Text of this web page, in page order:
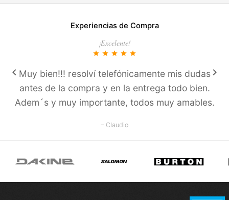
Experiencias de Compra
¡Excelente!
star star star star star
Muy bien!!! resolví­ telefónicamente mis dudas
antes de la compra y en la entrega todo bien.
Adem´s y muy importante, todos muy amables.
– Claudio
keyboard_arrow_left keyboard_arrow_right